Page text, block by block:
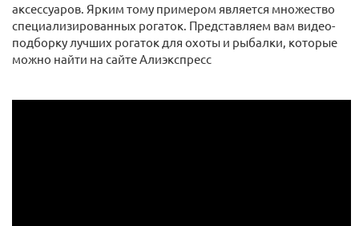
аксессуаров. Ярким тому примером является множество
специализированных рогаток. Представляем вам видео-
подборку лучших рогаток для охоты и рыбалки, которые
можно найти на сайте Алиэкспресс